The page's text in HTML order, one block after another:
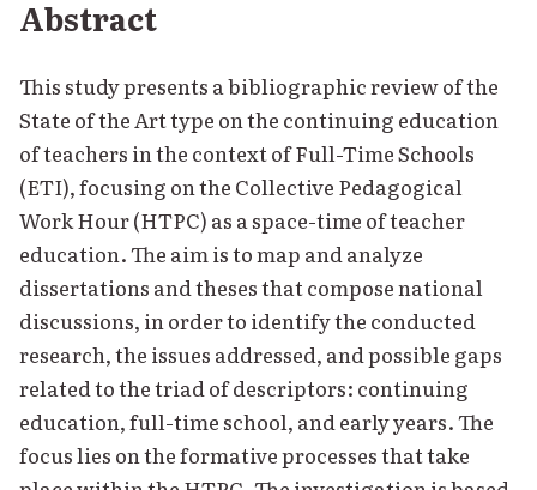
Abstract
This study presents a bibliographic review of the
State of the Art type on the continuing education
of teachers in the context of Full-Time Schools
(ETI), focusing on the Collective Pedagogical
Work Hour (HTPC) as a space-time of teacher
education. The aim is to map and analyze
dissertations and theses that compose national
discussions, in order to identify the conducted
research, the issues addressed, and possible gaps
related to the triad of descriptors: continuing
education, full-time school, and early years. The
focus lies on the formative processes that take